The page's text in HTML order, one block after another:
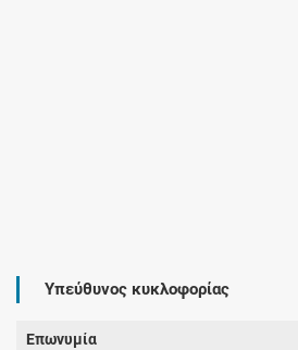
Υπεύθυνος κυκλοφορίας
Επωνυμία